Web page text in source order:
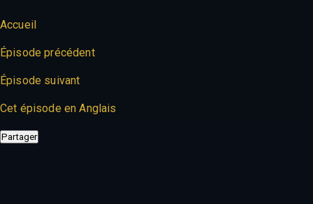
Accueil
Épisode précédent
Épisode suivant
Cet épisode en Anglais
Partager